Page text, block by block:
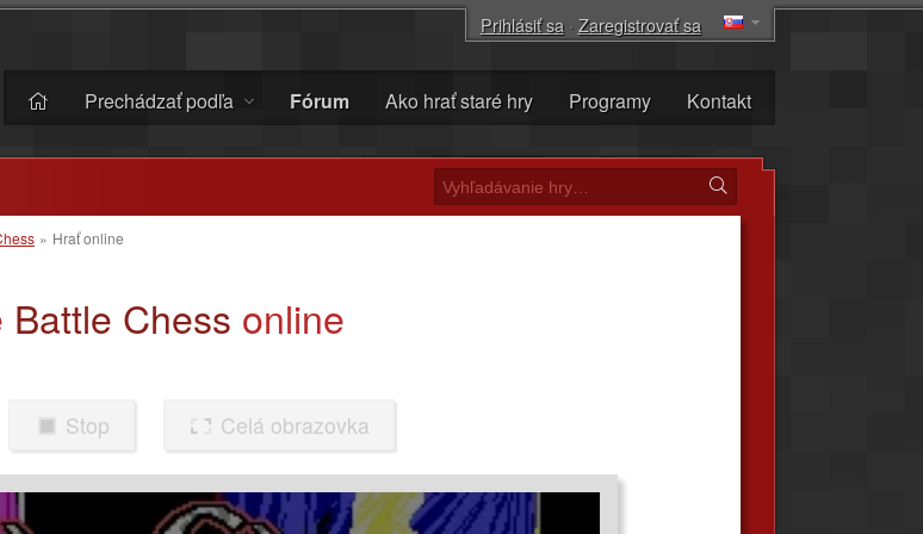
Prihlásiť sa·Zaregistrovať sa
Prechádzať podľa Fórum Ako hrať staré hry Programy Kontakt
» Hrať online
Battle Chess online
Stop Celá obrazovka